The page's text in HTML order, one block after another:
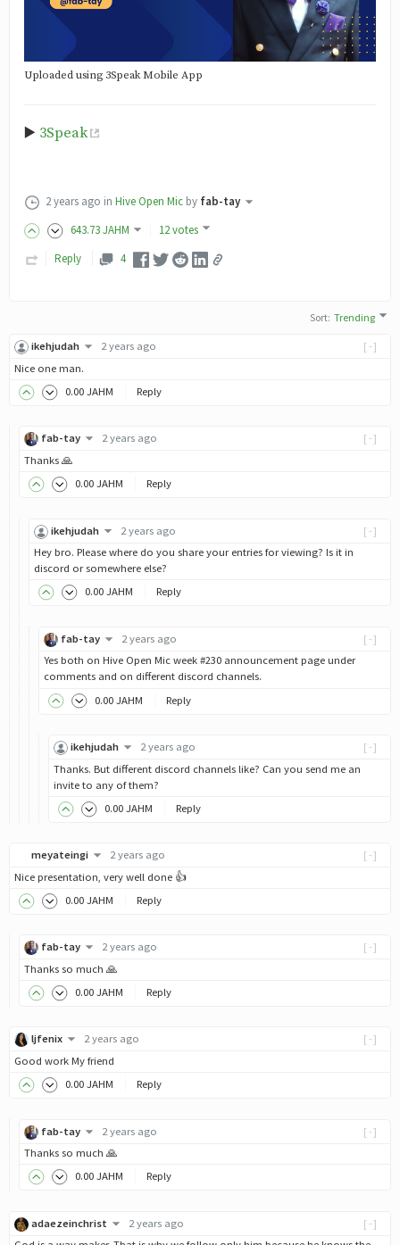
Uploaded using 3Speak Mobile App
▶️ 3Speak
2 years ago in Hive Open Mic by fab-tay
643.73JAHM
12 votes
Reply
4
Sort:Trending
[-]
ikehjudah
2 years ago
Nice one man.
0.00 JAHM Reply
[-]
fab-tay
2 years ago
Thanks 🙏
0.00 JAHM Reply
[-]
ikehjudah
2 years ago
Hey bro. Please where do you share your entries for viewing? Is it in
discord or somewhere else?
0.00 JAHM Reply
[-]
fab-tay
2 years ago
Yes both on Hive Open Mic week #230 announcement page under
comments and on different discord channels.
0.00 JAHM Reply
[-]
ikehjudah
2 years ago
Thanks. But different discord channels like? Can you send me an
invite to any of them?
0.00 JAHM Reply
[-]
meyateingi
2 years ago
Nice presentation, very well done 👍
0.00 JAHM Reply
[-]
fab-tay
2 years ago
Thanks so much 🙏
0.00 JAHM Reply
[-]
ljfenix
2 years ago
Good work My friend
0.00 JAHM Reply
[-]
fab-tay
2 years ago
Thanks so much 🙏
0.00 JAHM Reply
[-]
adaezeinchrist
2 years ago